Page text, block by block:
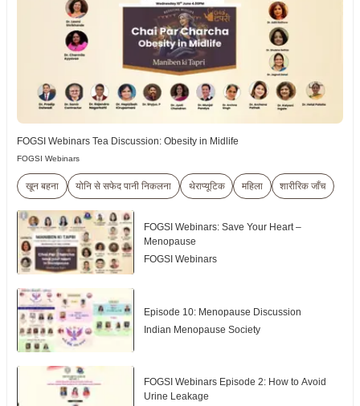
FOGSI Webinars Tea Discussion: Obesity in Midlife
FOGSI Webinars
खून बहना योनि से सफेद पानी निकलना थेराप्यूटिक महिला शारीरिक जाँच
FOGSI Webinars: Save Your Heart –
Menopause
FOGSI Webinars
Episode 10: Menopause Discussion
Indian Menopause Society
FOGSI Webinars Episode 2: How to Avoid
Urine Leakage